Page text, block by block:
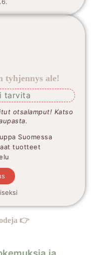
tyhjennys ale!
tarvita
otsalamput! Katso
Suomessa
tuotteet
👉